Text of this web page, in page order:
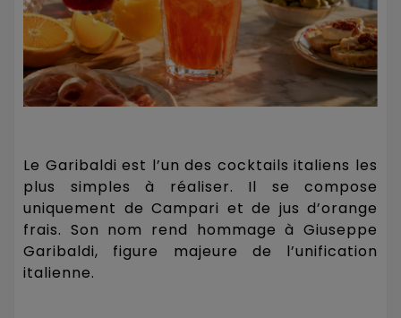
Le Garibaldi est l’un des cocktails italiens les
plus simples à réaliser. Il se compose
uniquement de Campari et de jus d’orange
frais. Son nom rend hommage à Giuseppe
Garibaldi, figure majeure de l’unification
italienne.